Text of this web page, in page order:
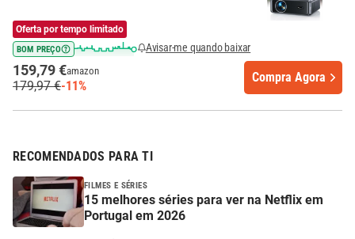
Oferta por tempo limitado
BOM PREÇO Avisar-me quando baixar
159,79 €amazon
179,97 €-11%
Compra Agora
RECOMENDADOS PARA TI
FILMES E SÉRIES
15 melhores séries para ver na Netflix em
Portugal em 2026